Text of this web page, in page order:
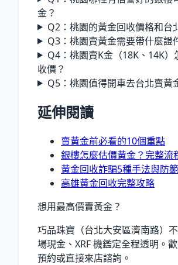
金？
Q2：桃園的黃金回收價格和台
Q3：桃園賣黃金需要帶什麼證
Q4：桃園賣K金（18K、14K）
收價？
Q5：桃園值得開車去台北賣黃
延伸閱讀
賣黃金前必看的10個重點
銀樓怎麼估價黃金？完整流
黃金回收詐騙5種手法與防
高雄黃金回收完整攻略
想用最高價賣黃金？
巧品珠寶（台北大安區濟南路）
場現金、XRF 機鑑定全程透明。
預約或直接來店諮詢。